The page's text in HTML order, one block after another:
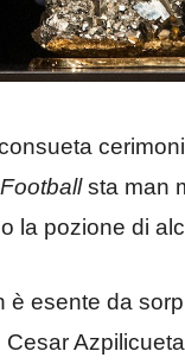
sta man
la pozione di
è esente da